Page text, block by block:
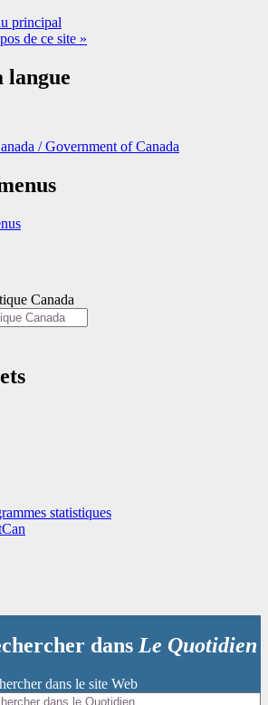
principal
de ce site »
langue
/Government of Canada
Canada
statistiques
dans Le Quotidien
dans le site Web